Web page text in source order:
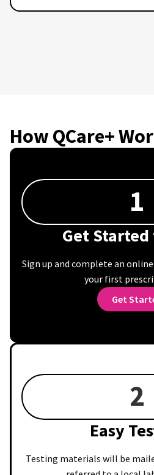
How QCare+
1
Get Started
Sign up and complete an
your first
Get
2
Easy
Testing materials will be